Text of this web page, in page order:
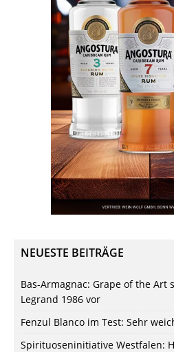
NEUESTE BEITRÄGE
Bas-Armagnac: Grape of the Art
Legrand 1986 vor
Fenzul Blanco im Test: Sehr
Spirituoseninitiative Westfalen: